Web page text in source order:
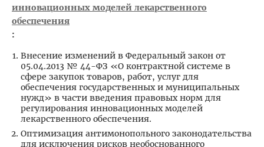
инновационных моделей лекарственного
обеспечения
:
Внесение изменений в Федеральный закон от
05.04.2013 № 44-ФЗ «О контрактной системе в
сфере закупок товаров, работ, услуг для
обеспечения государственных и муниципальных
нужд» в части введения правовых норм для
регулирования инновационных моделей
лекарственного обеспечения.
Оптимизация антимонопольного законодательства
для исключения рисков необоснованного